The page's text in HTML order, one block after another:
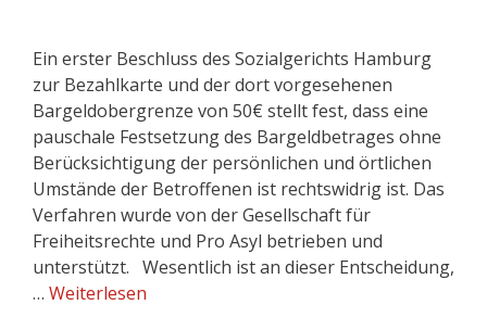
Ein erster Beschluss des Sozialgerichts Hamburg
zur Bezahlkarte und der dort vorgesehenen
Bargeldobergrenze von 50€ stellt fest, dass eine
pauschale Festsetzung des Bargeldbetrages ohne
Berücksichtigung der persönlichen und örtlichen
Umstände der Betroffenen ist rechtswidrig ist. Das
Verfahren wurde von der Gesellschaft für
Freiheitsrechte und Pro Asyl betrieben und
unterstützt. Wesentlich ist an dieser Entscheidung,
… Weiterlesen